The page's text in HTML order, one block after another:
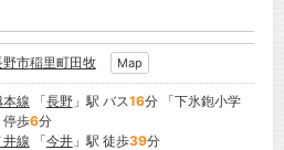
野市稲里町田牧 Map
本線 「長野」駅 バス16分 「下氷鉋小学
停歩6分
井線 「今井」駅 徒歩39分